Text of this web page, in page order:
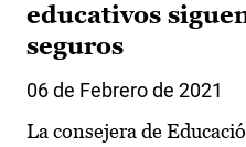
educativos
seguros
06 de Febrero de 2021
La consejera de